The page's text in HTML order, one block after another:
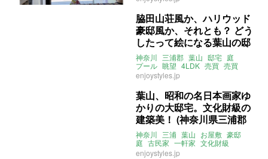
ウッドデッキ
ENJOYSTYLE 売買
脇田山荘風か、ハリウッド
豪邸風か、それとも？ どう
したって絵になる葉山の邸
宅 (神奈川県三浦郡223㎡の
売買物件)
神奈川 三浦郡 葉山 邸宅 庭
プール 眺望 4LDK 売買 売買
enjoystyles.jp
葉山、昭和の名日本画家ゆ
かりの大邸宅。文化財級の
建築美！ (神奈川県三浦郡
148㎡の売買物件)
神奈川 三浦 葉山 お屋敷 豪邸
庭 古民家 一軒家 文化財級
大家女子 売買
enjoystyles.jp